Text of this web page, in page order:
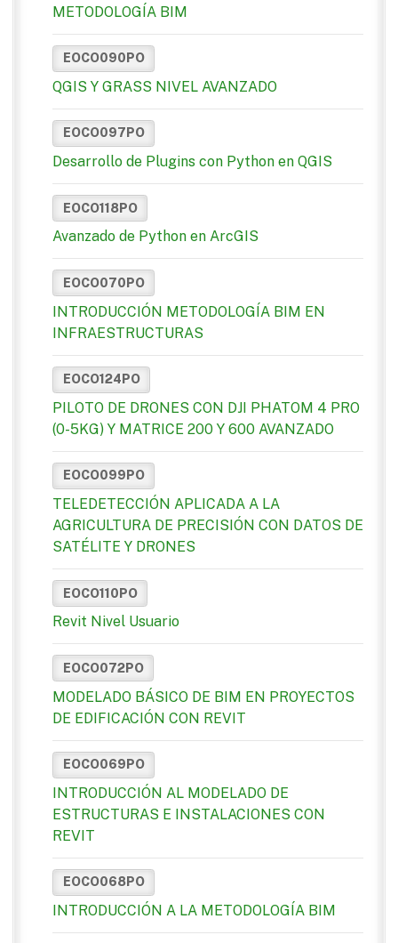
METODOLOGÍA BIM
EOCO090PO
QGIS Y GRASS NIVEL AVANZADO
EOCO097PO
Desarrollo de Plugins con Python en QGIS
EOCO118PO
Avanzado de Python en ArcGIS
EOCO070PO
INTRODUCCIÓN METODOLOGÍA BIM EN
INFRAESTRUCTURAS
EOCO124PO
PILOTO DE DRONES CON DJI PHATOM 4 PRO
(0-5KG) Y MATRICE 200 Y 600 AVANZADO
EOCO099PO
TELEDETECCIÓN APLICADA A LA
AGRICULTURA DE PRECISIÓN CON DATOS DE
SATÉLITE Y DRONES
EOCO110PO
Revit Nivel Usuario
EOCO072PO
MODELADO BÁSICO DE BIM EN PROYECTOS
DE EDIFICACIÓN CON REVIT
EOCO069PO
INTRODUCCIÓN AL MODELADO DE
ESTRUCTURAS E INSTALACIONES CON
REVIT
EOCO068PO
INTRODUCCIÓN A LA METODOLOGÍA BIM